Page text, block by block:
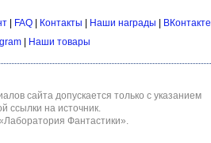
| FAQ| Контакты Наши награды
ВКонтакте
Наши товары
сайта допускается только с указанием
ссылки на источник.
Фантастики».